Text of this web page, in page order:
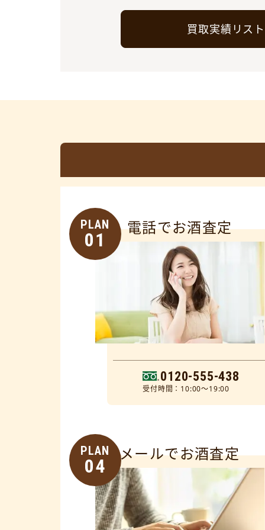
買取実績リスト
PLAN
01
電話でお酒査定
0120-555-438
受付時間：10:00～19:00
PLAN
04
メールでお酒査定